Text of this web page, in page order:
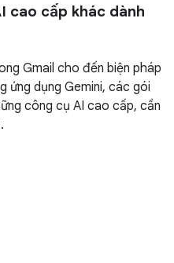
cao cấp khác dành
Gmail cho đến biện pháp
ứng dụng Gemini, các gói
công cụ AI cao cấp, cần